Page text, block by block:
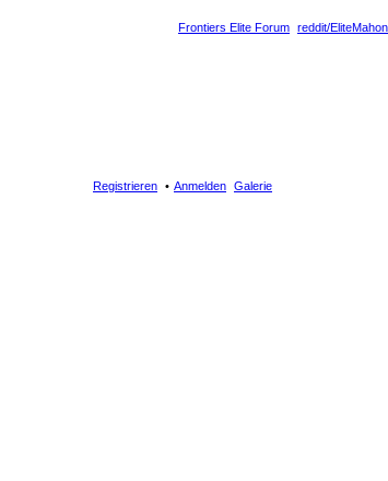
reddit/EliteMahon
Frontiers Elite Forum
Galerie
Anmelden
Registrieren